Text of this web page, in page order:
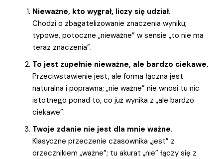
Nieważne, kto wygrał, liczy się udział.
Chodzi o zbagatelizowanie znaczenia wyniku;
typowe, potoczne „nieważne” w sensie „to nie ma
teraz znaczenia”.
To jest zupełnie nieważne, ale bardzo ciekawe.
Przeciwstawienie jest, ale forma łączna jest
naturalna i poprawna; „nie ważne” nie wnosi tu nic
istotnego ponad to, co już wynika z „ale bardzo
ciekawe”.
Twoje zdanie nie jest dla mnie ważne.
Klasyczne przeczenie czasownika „jest” z
orzecznikiem „ważne”; tu akurat „nie” łączy się z